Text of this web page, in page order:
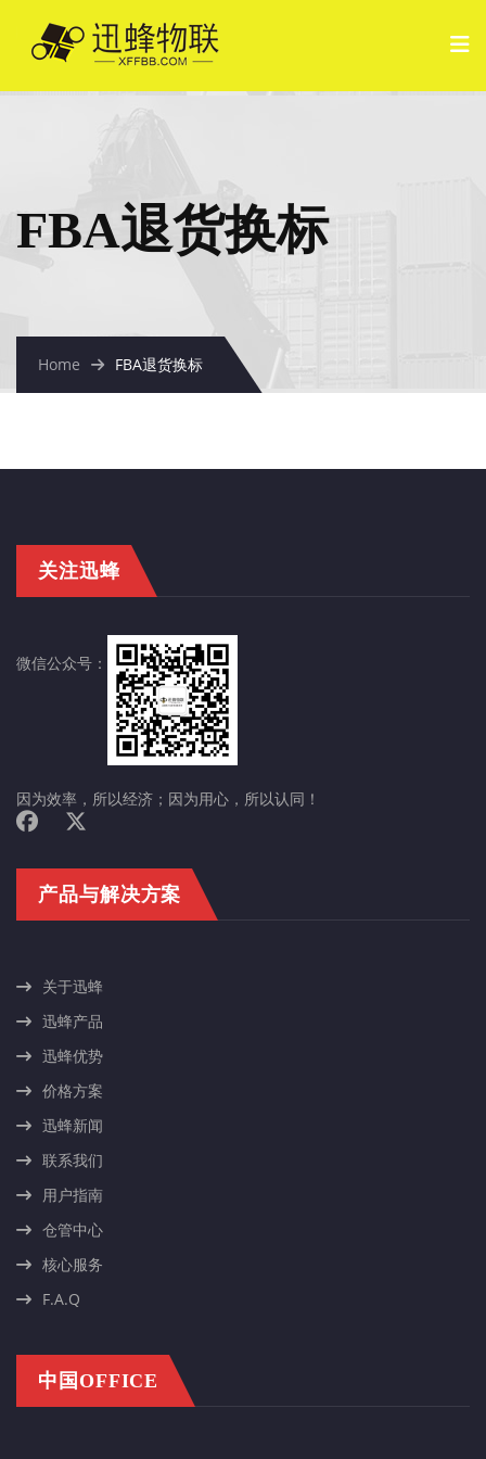
FBA退货换标
Home FBA退货换标
关注迅蜂
微信公众号：
因为效率，所以经济；因为用心，所以认同！
产品与解决方案
关于迅蜂
迅蜂产品
迅蜂优势
价格方案
迅蜂新闻
联系我们
用户指南
仓管中心
核心服务
F.A.Q
中国OFFICE